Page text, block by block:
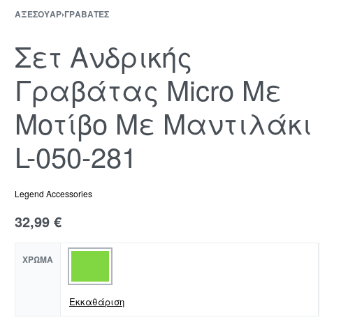
ΑΞΕΣΟΥΆΡ›ΓΡΑΒΆΤΕΣ
Σετ Ανδρικής
Γραβάτας Micro Με
Μοτίβο Με Μαντιλάκι
L-050-281
Legend Accessories
32,99€
ΧΡΏΜΑ
Εκκαθάριση